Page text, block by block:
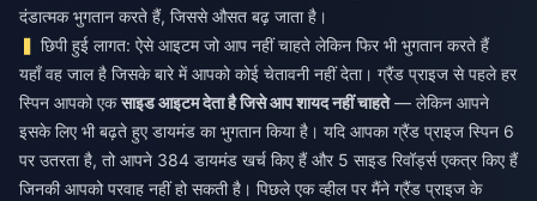
दंडात्मक भुगतान करते हैं, जिससे औसत बढ़ जाता है।
छिपी हुई लागत: ऐसे आइटम जो आप नहीं चाहते लेकिन फिर भी भुगतान करते हैं
यहाँ वह जाल है जिसके बारे में आपको कोई चेतावनी नहीं देता। ग्रैंड प्राइज से पहले हर
स्पिन आपको एकसाइड आइटम देता है जिसे आप शायद नहीं चाहते— लेकिन आपने
इसके लिए भी बढ़ते हुए डायमंड का भुगतान किया है। यदि आपका ग्रैंड प्राइज स्पिन 6
पर उतरता है, तो आपने 384 डायमंड खर्च किए हैं और 5 साइड रिवॉर्ड्स एकत्र किए हैं
जिनकी आपको परवाह नहीं हो सकती है। पिछले एक व्हील पर मैंने ग्रैंड प्राइज के